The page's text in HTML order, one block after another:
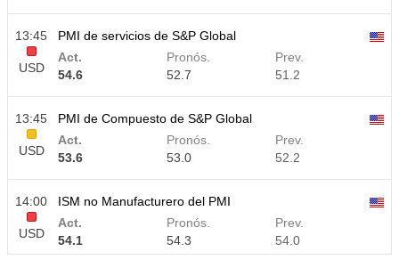
13:45
USD
PMI de servicios de S&P Global
Act.
54.6
Pronós.
52.7
Prev.
51.2
13:45
USD
PMI de Compuesto de S&P Global
Act.
53.6
Pronós.
53.0
Prev.
52.2
14:00
USD
ISM no Manufacturero del PMI
Act.
54.1
Pronós.
54.3
Prev.
54.0